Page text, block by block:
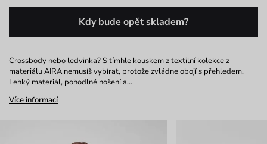
Kdy bude opět skladem?
Crossbody nebo ledvinka? S tímhle kouskem z textilní kolekce z
materiálu AIRA nemusíš vybírat, protože zvládne obojí s přehledem.
Lehký materiál, pohodlné nošení a…
Více informací